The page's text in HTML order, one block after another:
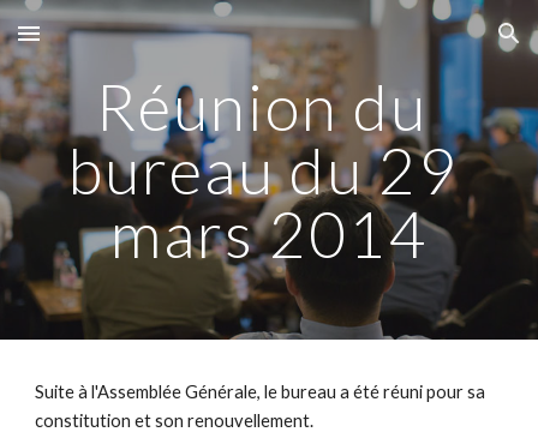
Skip to main content Skip to navigation
Réunion du
bureau du 29
mars 2014
Suite à l'Assemblée Générale, le bureau a été réuni pour sa
constitution et son renouvellement.